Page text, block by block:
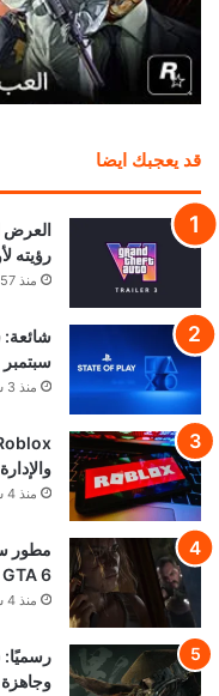
قد يعجبك ايضا
رؤيته
منذ 57 دقيقة
سبتمبر
منذ 3 ساعات
منذ 4 ساعات
مطور
GTA 6 مرة أخرى
منذ 4 ساعات